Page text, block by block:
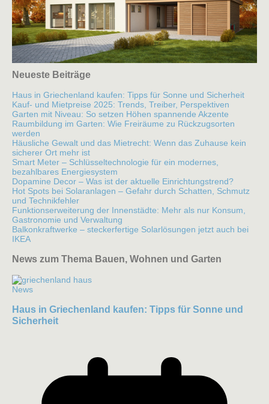
Neueste Beiträge
Haus in Griechenland kaufen: Tipps für Sonne und Sicherheit
Kauf- und Mietpreise 2025: Trends, Treiber, Perspektiven
Garten mit Niveau: So setzen Höhen spannende Akzente
Raumbildung im Garten: Wie Freiräume zu Rückzugsorten
werden
Häusliche Gewalt und das Mietrecht: Wenn das Zuhause kein
sicherer Ort mehr ist
Smart Meter – Schlüsseltechnologie für ein modernes,
bezahlbares Energiesystem
Dopamine Decor – Was ist der aktuelle Einrichtungstrend?
Hot Spots bei Solaranlagen – Gefahr durch Schatten, Schmutz
und Technikfehler
Funktionserweiterung der Innenstädte: Mehr als nur Konsum,
Gastronomie und Verwaltung
Balkonkraftwerke – steckerfertige Solarlösungen jetzt auch bei
IKEA
News zum Thema Bauen, Wohnen und Garten
News
Haus in Griechenland kaufen: Tipps für Sonne und
Sicherheit